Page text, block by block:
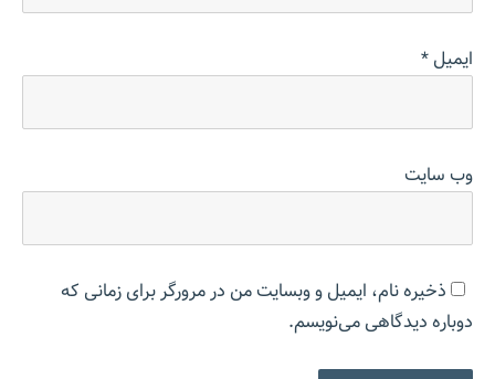
ایمیل*
وب‌ سایت
ذخیره نام، ایمیل و وبسایت من در مرورگر برای زمانی که
دوباره دیدگاهی می‌نویسم.